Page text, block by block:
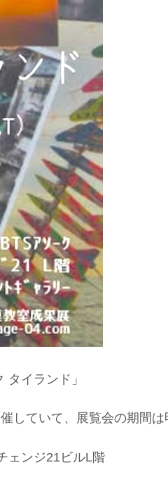
タイランド」
していて、展覧会の期間は
ェンジ21ビルL階